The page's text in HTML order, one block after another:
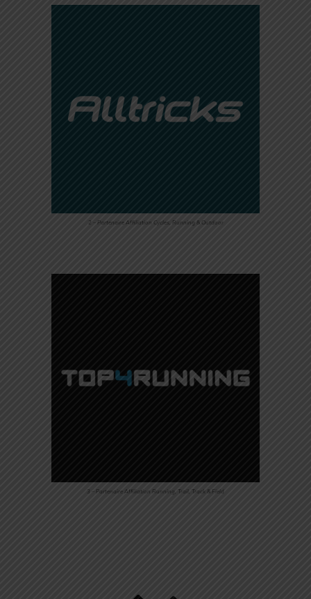
2 – Partenaire Affiliation Cycles, Running & Outdoor
3 – Partenaire Affiliation Running, Trail, Track & Field